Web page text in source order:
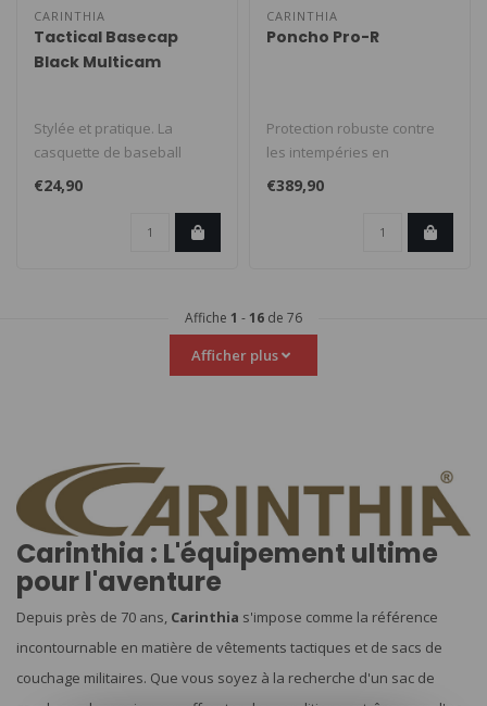
CARINTHIA
Tactical Basecap
Black Multicam
Stylée et pratique. La
casquette de baseball
Carinthia en version
Trucker. Grâ..
€24,90
CARINTHIA
Poncho Pro-R
Protection robuste contre
les intempéries en
déplacement : le Carinthia
Poncho..
€389,90
Affiche 1 -16 de 76
Afficher plus
Carinthia : L'équipement ultime
pour l'aventure
Depuis près de 70 ans, Carinthia s'impose comme la référence
incontournable en matière de vêtements tactiques et de sacs de
couchage militaires. Que vous soyez à la recherche d'un sac de